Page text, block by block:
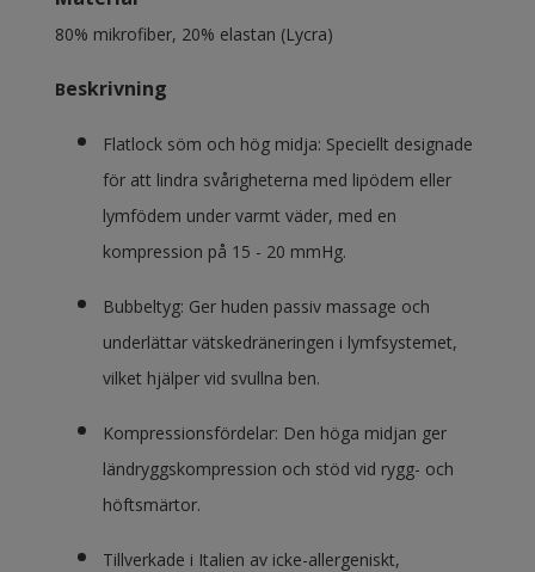
80% mikrofiber, 20% elastan (Lycra)
Beskrivning
Flatlock söm och hög midja: Speciellt designade
för att lindra svårigheterna med lipödem eller
lymfödem under varmt väder, med en
kompression på 15 - 20 mmHg.
Bubbeltyg: Ger huden passiv massage och
underlättar vätskedräneringen i lymfsystemet,
vilket hjälper vid svullna ben.
Kompressionsfördelar: Den höga midjan ger
ländryggskompression och stöd vid rygg- och
höftsmärtor.
Tillverkade i Italien av icke-allergeniskt,